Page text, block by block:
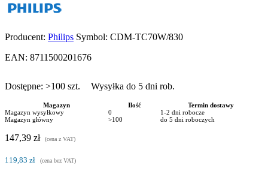
Producent: Philips Symbol: CDM-TC70W/830
EAN: 8711500201676
Dostępne: >100 szt. Wysyłka do 5 dni rob.
Magazyn Ilość
Termin dostawy
Magazyn wysyłkowy
0
1-2 dni robocze
Magazyn główny
>100 do 5 dni roboczych
147,39 zł (cena z VAT)
119,83 zł (cena bez VAT)